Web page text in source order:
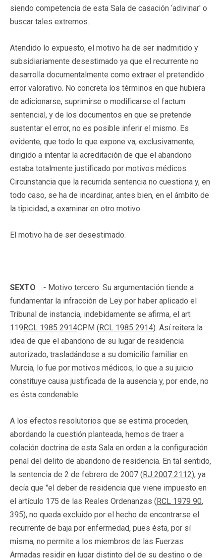
siendo competencia de esta Sala de casación ‘adivinar' o
buscar tales extremos.
Atendido lo expuesto, el motivo ha de ser inadmitido y
subsidiariamente desestimado ya que el recurrente no
desarrolla documentalmente como extraer el pretendido
error valorativo. No concreta los términos en que hubiera
de adicionarse, suprimirse o modificarse el factum
sentencial, y de los documentos en que se pretende
sustentar el error, no es posible inferir el mismo. Es
evidente, que todo lo que expone va, exclusivamente,
dirigido a intentar la acreditación de que el abandono
estaba totalmente justificado por motivos médicos.
Circunstancia que la recurrida sentencia no cuestiona y, en
todo caso, se ha de incardinar, antes bien, en el ámbito de
la tipicidad, a examinar en otro motivo.
El motivo ha de ser desestimado.
SEXTO .- Motivo tercero. Su argumentación tiende a
fundamentar la infracción de Ley por haber aplicado el
Tribunal de instancia, indebidamente se afirma, el art.
119RCL 1985 2914CPM (RCL 1985 2914). Así reitera la
idea de que el abandono de su lugar de residencia
autorizado, trasladándose a su domicilio familiar en
Murcia, lo fue por motivos médicos; lo que a su juicio
constituye causa justificada de la ausencia y, por ende, no
es ésta condenable.
A los efectos resolutorios que se estima proceden,
abordando la cuestión planteada, hemos de traer a
colación doctrina de esta Sala en orden a la configuración
penal del delito de abandono de residencia. En tal sentido,
la sentencia de 2 de febrero de 2007 (RJ 2007 2112), ya
decía que "el deber de residencia que viene impuesto en
el artículo 175 de las Reales Ordenanzas (RCL 1979 90,
395), no queda excluido por el hecho de encontrarse el
recurrente de baja por enfermedad, pues ésta, por sí
misma, no permite a los miembros de las Fuerzas
Armadas residir en lugar distinto del de su destino o de